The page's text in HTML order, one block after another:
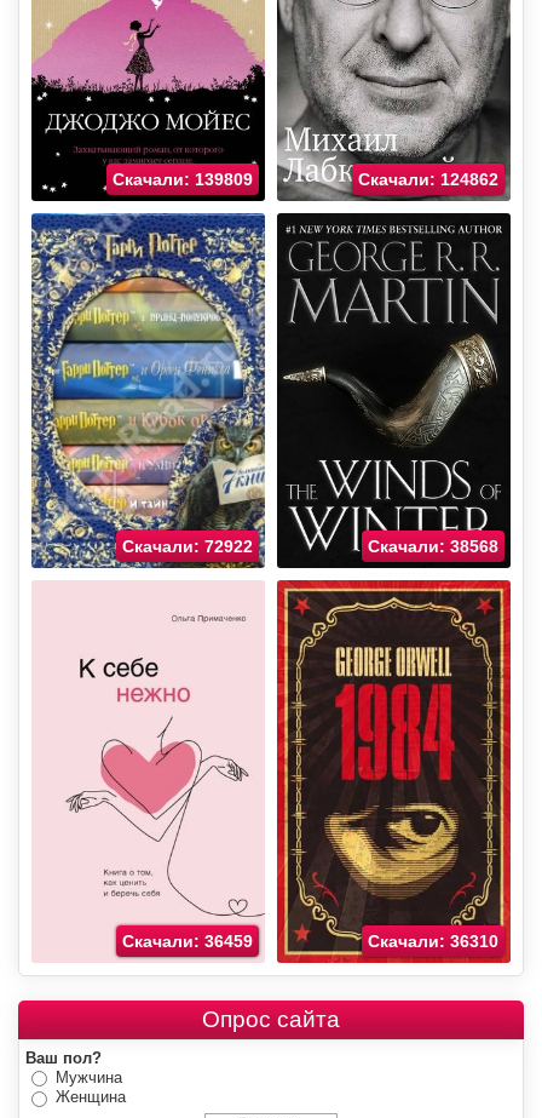
Скачали: 139809 Скачали: 124862
Скачали: 72922 Скачали: 38568
Скачали: 36459 Скачали: 36310
Опрос сайта
Ваш пол?
Мужчина
Женщина